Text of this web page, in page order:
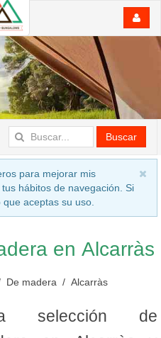
Buscar
para mejorar mis
hábitos de navegación. Si
aceptas su uso.
en Alcarràs
De madera Alcarràs
selección de